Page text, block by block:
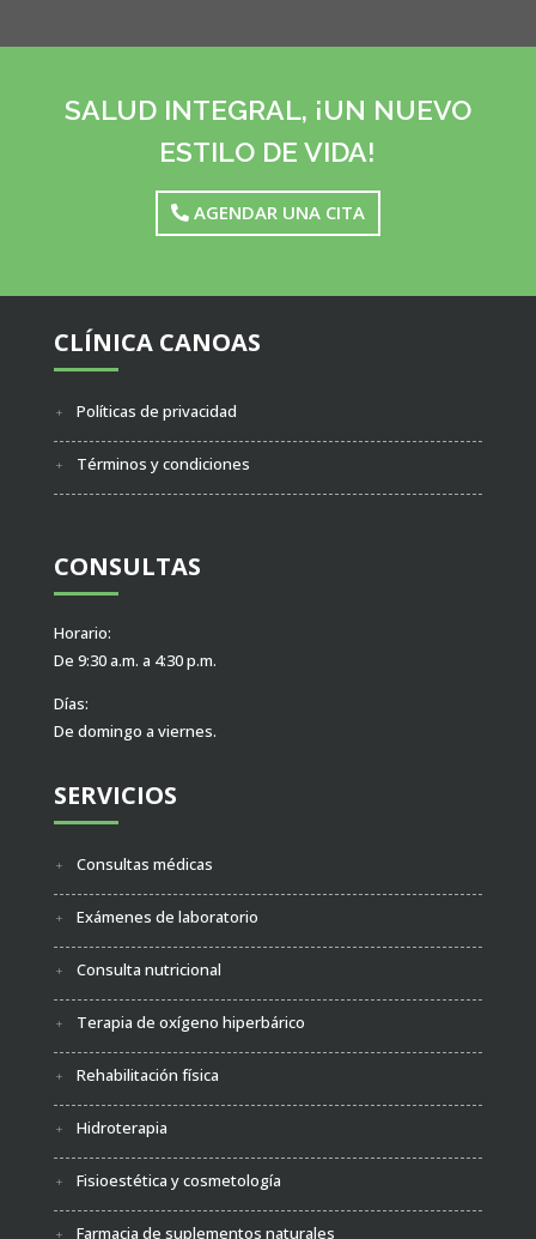
SALUD INTEGRAL, ¡UN NUEVO
ESTILO DE VIDA!
AGENDAR UNA CITA
CLÍNICA CANOAS
Políticas de privacidad
Términos y condiciones
CONSULTAS
Horario:
De 9:30 a.m. a 4:30 p.m.
Días:
De domingo a viernes.
SERVICIOS
Consultas médicas
Exámenes de laboratorio
Consulta nutricional
Terapia de oxígeno hiperbárico
Rehabilitación física
Hidroterapia
Fisioestética y cosmetología
Farmacia de suplementos naturales